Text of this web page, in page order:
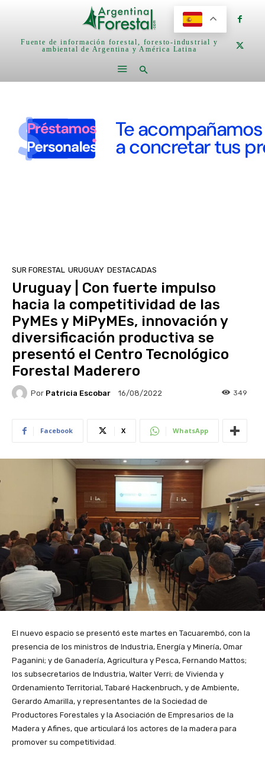
Fuente de información forestal, foresto-industrial y
ambiental de Argentina y América Latina
SUR FORESTAL URUGUAY DESTACADAS
Uruguay | Con fuerte impulso
hacia la competitividad de las
PyMEs y MiPyMEs, innovación y
diversificación productiva se
presentó el Centro Tecnológico
Forestal Maderero
Por Patricia Escobar 16/08/2022 349
Facebook X WhatsApp
El nuevo espacio se presentó este martes en Tacuarembó, con la
presencia de los ministros de Industria, Energía y Minería, Omar
Paganini; y de Ganadería, Agricultura y Pesca, Fernando Mattos;
los subsecretarios de Industria, Walter Verri; de Vivienda y
Ordenamiento Territorial, Tabaré Hackenbruch, y de Ambiente,
Gerardo Amarilla, y representantes de la Sociedad de
Productores Forestales y la Asociación de Empresarios de la
Madera y Afines, que articulará los actores de la madera para
promover su competitividad.